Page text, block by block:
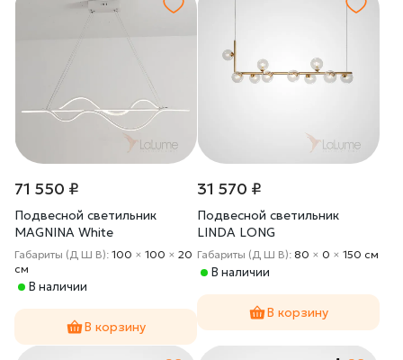
71 550 ₽
Подвесной светильник
MAGNINA White
Габариты (Д Ш В): 100 × 100 × 20
cм
В наличии
В корзину
31 570 ₽
Подвесной светильник
LINDA LONG
Габариты (Д Ш В): 80 × 0 × 150 cм
В наличии
В корзину